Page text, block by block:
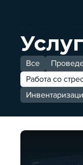
Все
Работа со